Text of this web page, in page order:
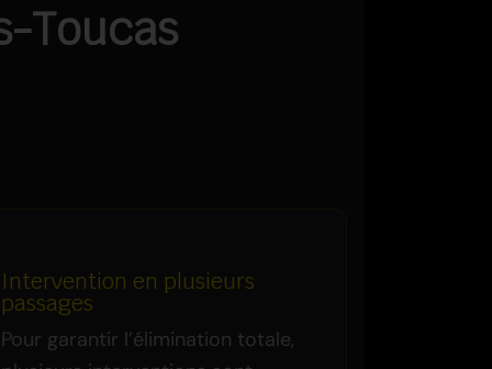
Toucas
Intervention en plusieurs
passages
Pour garantir l’élimination totale,